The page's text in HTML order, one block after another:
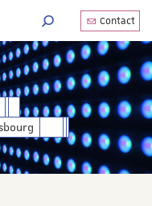
MOTEUR DE
Contact